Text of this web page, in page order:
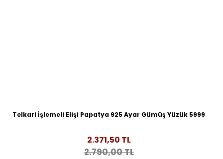
Telkari İşlemeli Elişi Papatya 925 Ayar Gümüş Yüzük 5999
2.371,50 TL
2.790,00 TL